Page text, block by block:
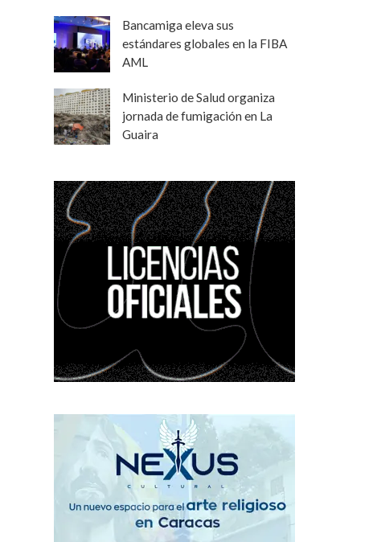
Bancamiga eleva sus
estándares globales en la FIBA
AML
Ministerio de Salud organiza
jornada de fumigación en La
Guaira